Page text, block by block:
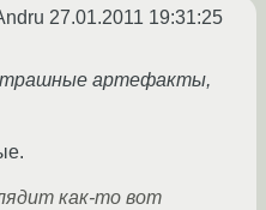
27.01.2011 19:31:25
артефакты,
как-то вот